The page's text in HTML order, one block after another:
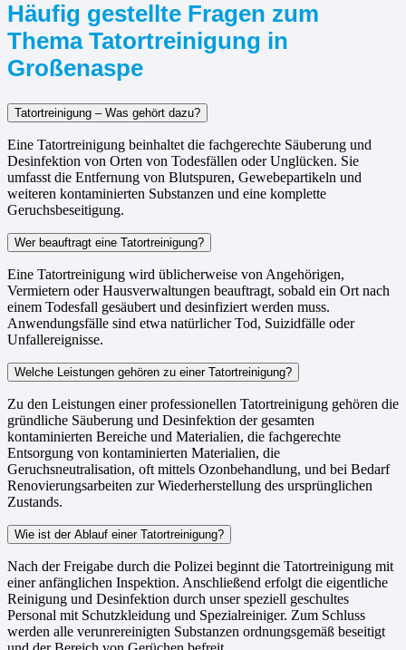
Häufig gestellte Fragen zum
Thema Tatortreinigung in
Großenaspe
Tatortreinigung – Was gehört dazu?
Eine Tatortreinigung beinhaltet die fachgerechte Säuberung und
Desinfektion von Orten von Todesfällen oder Unglücken. Sie
umfasst die Entfernung von Blutspuren, Gewebepartikeln und
weiteren kontaminierten Substanzen und eine komplette
Geruchsbeseitigung.
Wer beauftragt eine Tatortreinigung?
Eine Tatortreinigung wird üblicherweise von Angehörigen,
Vermietern oder Hausverwaltungen beauftragt, sobald ein Ort nach
einem Todesfall gesäubert und desinfiziert werden muss.
Anwendungsfälle sind etwa natürlicher Tod, Suizidfälle oder
Unfallereignisse.
Welche Leistungen gehören zu einer Tatortreinigung?
Zu den Leistungen einer professionellen Tatortreinigung gehören die
gründliche Säuberung und Desinfektion der gesamten
kontaminierten Bereiche und Materialien, die fachgerechte
Entsorgung von kontaminierten Materialien, die
Geruchsneutralisation, oft mittels Ozonbehandlung, und bei Bedarf
Renovierungsarbeiten zur Wiederherstellung des ursprünglichen
Zustands.
Wie ist der Ablauf einer Tatortreinigung?
Nach der Freigabe durch die Polizei beginnt die Tatortreinigung mit
einer anfänglichen Inspektion. Anschließend erfolgt die eigentliche
Reinigung und Desinfektion durch unser speziell geschultes
Personal mit Schutzkleidung und Spezialreiniger. Zum Schluss
werden alle verunrereinigten Substanzen ordnungsgemäß beseitigt